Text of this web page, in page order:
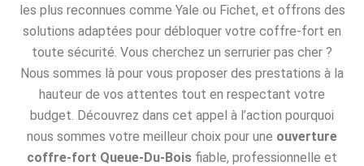
les plus reconnues comme Yale ou Fichet, et offrons des
solutions adaptées pour débloquer votre coffre-fort en
toute sécurité. Vous cherchez un serrurier pas cher ?
Nous sommes là pour vous proposer des prestations à la
hauteur de vos attentes tout en respectant votre
budget. Découvrez dans cet appel à l’action pourquoi
nous sommes votre meilleur choix pour une ouverture
coffre-fort Queue-Du-Bois fiable, professionnelle et